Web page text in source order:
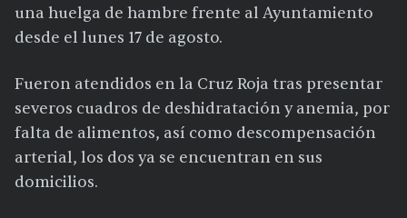
una huelga de hambre frente al Ayuntamiento
desde el lunes 17 de agosto.
Fueron atendidos en la Cruz Roja tras presentar
severos cuadros de deshidratación y anemia, por
falta de alimentos, así como descompensación
arterial, los dos ya se encuentran en sus
domicilios.